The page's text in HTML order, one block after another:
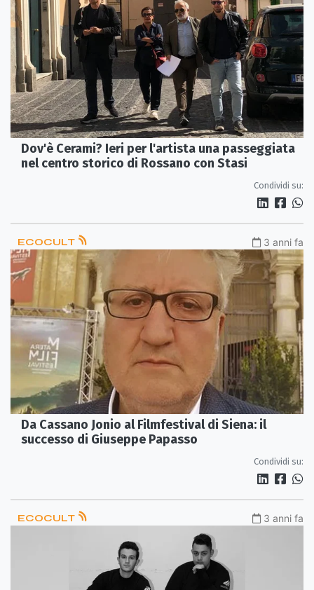
Dov'è Cerami? Ieri per l'artista una passeggiata
nel centro storico di Rossano con Stasi
Condividi su:
ECOCULT 3 anni fa
Da Cassano Jonio al Filmfestival di Siena: il
successo di Giuseppe Papasso
Condividi su:
ECOCULT 3 anni fa